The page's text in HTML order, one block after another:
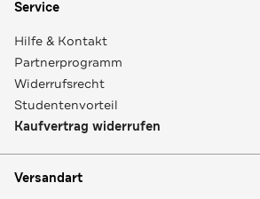
Service
Hilfe & Kontakt
Partnerprogramm
Widerrufsrecht
Studentenvorteil
Kaufvertrag widerrufen
Versandart